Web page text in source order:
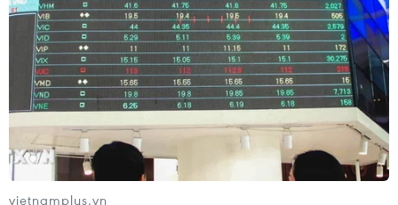
Ngày Thầy thuốc Việt Nam: Các trái tim
vietnamplus.vn